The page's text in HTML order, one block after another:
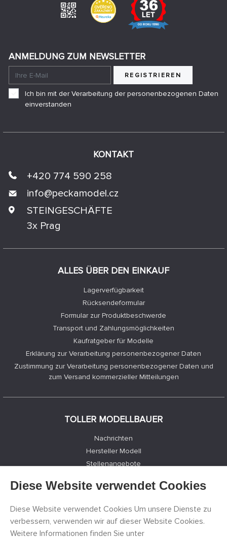
ALLES ÜBER DEN EINKAUF
Lagerverfügbarkeit
Rücksendeformular
Formular zur Produktbeschwerde
Transport und Zahlungsmöglichkeiten
Kaufratgeber für Modelle
Erklärung zur Verarbeitung personenbezogener Daten
Zustimmung zur Verarbeitung personenbezogener Daten und
zum Versand kommerzieller Mitteilungen
TOLLER MODELLBAUER
Nachrichten
Hersteller Modell
Stellenangebote
Registrierung
Cookies Einstellungen
KONTAKT
+420 774 590 258
info@peckamodel.cz
STEINGESCHÄFTE
3x Prag
ANMELDUNG ZUM NEWSLETTER
REGISTRIEREN
Ich bin mit der Verarbeitung der personenbezogenen Daten
einverstanden
Diese Website verwendet Cookies
Diese Website verwendet Cookies Um unsere Dienste zu
verbessern, verwenden wir auf dieser Website Cookies.
Weitere Informationen finden Sie unter